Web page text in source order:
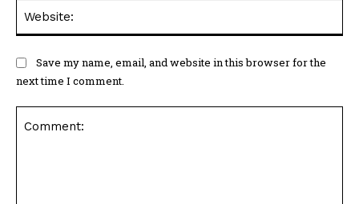
Save my name, email, and website in this browser for the
next time I comment.